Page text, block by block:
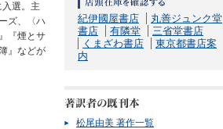
紀伊國屋書店
丸善ジュンク堂
書店
有隣堂
三省堂書店
くまざわ書店
東京都書店案
内
松尾由美 著作一覧
選。主
ズ、〈ハ
『煙とサ
』などが